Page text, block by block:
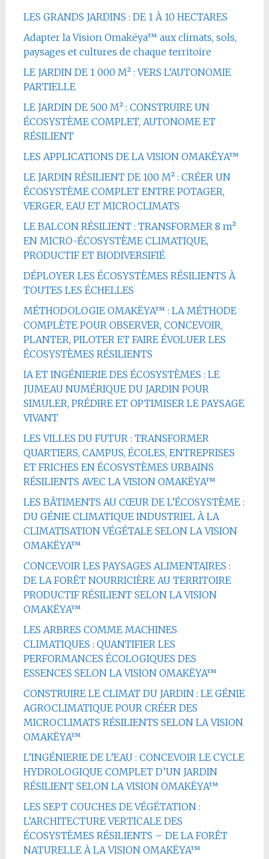
LES GRANDS JARDINS : DE 1 À 10 HECTARES
Adapter la Vision Omakëya™ aux climats, sols,
paysages et cultures de chaque territoire
LE JARDIN DE 1 000 M² : VERS L’AUTONOMIE
PARTIELLE
LE JARDIN DE 500 M² : CONSTRUIRE UN
ÉCOSYSTÈME COMPLET, AUTONOME ET
RÉSILIENT
LES APPLICATIONS DE LA VISION OMAKËYA™
LE JARDIN RÉSILIENT DE 100 M² : CRÉER UN
ÉCOSYSTÈME COMPLET ENTRE POTAGER,
VERGER, EAU ET MICROCLIMATS
LE BALCON RÉSILIENT : TRANSFORMER 8 m²
EN MICRO-ÉCOSYSTÈME CLIMATIQUE,
PRODUCTIF ET BIODIVERSIFIÉ
DÉPLOYER LES ÉCOSYSTÈMES RÉSILIENTS À
TOUTES LES ÉCHELLES
MÉTHODOLOGIE OMAKËYA™ : LA MÉTHODE
COMPLÈTE POUR OBSERVER, CONCEVOIR,
PLANTER, PILOTER ET FAIRE ÉVOLUER LES
ÉCOSYSTÈMES RÉSILIENTS
IA ET INGÉNIERIE DES ÉCOSYSTÈMES : LE
JUMEAU NUMÉRIQUE DU JARDIN POUR
SIMULER, PRÉDIRE ET OPTIMISER LE PAYSAGE
VIVANT
LES VILLES DU FUTUR : TRANSFORMER
QUARTIERS, CAMPUS, ÉCOLES, ENTREPRISES
ET FRICHES EN ÉCOSYSTÈMES URBAINS
RÉSILIENTS AVEC LA VISION OMAKËYA™
LES BÂTIMENTS AU CŒUR DE L’ÉCOSYSTÈME :
DU GÉNIE CLIMATIQUE INDUSTRIEL À LA
CLIMATISATION VÉGÉTALE SELON LA VISION
OMAKËYA™
CONCEVOIR LES PAYSAGES ALIMENTAIRES :
DE LA FORÊT NOURRICIÈRE AU TERRITOIRE
PRODUCTIF RÉSILIENT SELON LA VISION
OMAKËYA™
LES ARBRES COMME MACHINES
CLIMATIQUES : QUANTIFIER LES
PERFORMANCES ÉCOLOGIQUES DES
ESSENCES SELON LA VISION OMAKËYA™
CONSTRUIRE LE CLIMAT DU JARDIN : LE GÉNIE
AGROCLIMATIQUE POUR CRÉER DES
MICROCLIMATS RÉSILIENTS SELON LA VISION
OMAKËYA™
L’INGÉNIERIE DE L’EAU : CONCEVOIR LE CYCLE
HYDROLOGIQUE COMPLET D’UN JARDIN
RÉSILIENT SELON LA VISION OMAKËYA™
LES SEPT COUCHES DE VÉGÉTATION :
L’ARCHITECTURE VERTICALE DES
ÉCOSYSTÈMES RÉSILIENTS – DE LA FORÊT
NATURELLE À LA VISION OMAKËYA™